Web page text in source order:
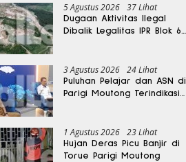
5 Agustus 2026 37 Lihat
Dugaan Aktivitas Ilegal
Dibalik Legalitas IPR Blok 6
3 Agustus 2026 24 Lihat
Puluhan Pelajar dan ASN di
Parigi Moutong Terindikasi
1 Agustus 2026 23 Lihat
Hujan Deras Picu Banjir di
Torue Parigi Moutong